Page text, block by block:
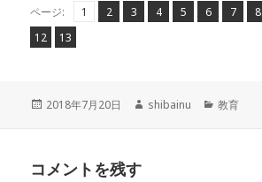
ページ:
ペ1 ,
ペ
2 ,
ペ
3 ,
ペ
4 ,
ペ
5 ,
ペ
6 ,
ペ
7 ,
ペ
8
ペ
12 ,
ペ
13
投
2018年7月20日
作
shibainu
カ
教育
コメントを残す